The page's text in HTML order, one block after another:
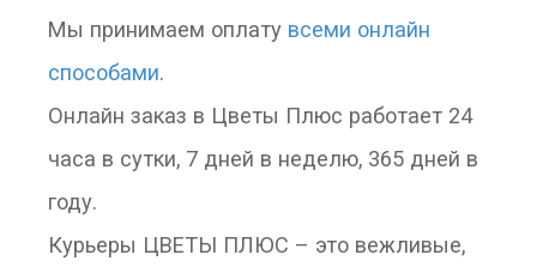
Мы принимаем оплату всеми онлайн
способами.
Онлайн заказ в Цветы Плюс работает 24
часа в сутки, 7 дней в неделю, 365 дней в
году.
Курьеры ЦВЕТЫ ПЛЮС – это вежливые,